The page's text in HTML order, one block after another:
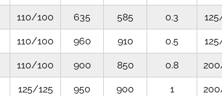
110/100 635 585 0.3
110/100 960 910 0.5
110/100 900 850 0.8
125/125 950 900 1